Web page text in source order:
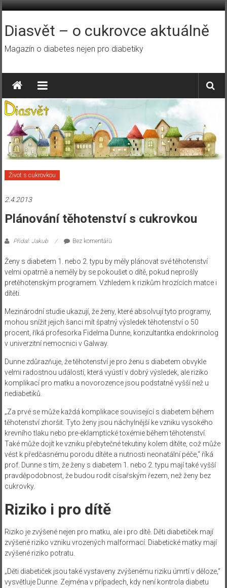
Přeskočit
obsah
Diasvět – o cukrovce aktuálně
Magazín o diabetes nejen pro diabetiky
Život s cukrovkou
2.4.2013
Plánování těhotenství s cukrovkou
Přidal: Jakub Bez komentářů
Ženy s diabetem 1. nebo 2. typu by měly plánovat své těhotenství
velmi opatrně a neměly by se pokoušet o dítě, pokud neprošly
pretěhotenským programem. Vzhledem k rizikům hrozících matce i
dítěti.
Mezinárodní studie ukazují, že ženy, které absolvují tyto programy,
mohou snížit jejich šanci mít špatný výsledek těhotenství o 50
procent, říká profesorka Fidelma Dunne, konzultantka endokrinolog
v univerzitní nemocnici v Galway.
Dunne zdůrazňuje, že těhotenství je pro ženu s diabetem obvykle
velmi radostnou událostí, která vyústí v dobrý výsledek, ale riziko
komplikací pro matku a novorozence jsou podstatně vyšší než u
nediabetiků.
„Za prvé se může každá komplikace související s diabetem během
těhotenství zhoršit. Tyto ženy jsou náchylnější ke vzniku vysokého
krevního tlaku nebo pre-eklamptické toxémie během těhotenství.
Také může dojít ke vzniku přebytečné tekutiny kolem dítěte, což může
vést k předčasnému porodu dítěte a nutnosti neonatální péče,“ říká
prof. Dunne s tím, že ženy s diabetem 1. nebo 2. typu mají také vyšší
pravděpodobnost, že budou rodit císařským řezem, než ženy bez
cukrovky.
Riziko i pro dítě
Riziko je zvýšené nejen pro matku, ale i pro dítě. Děti diabetiček mají
zvýšené riziko vzniku vrozených malformací. Diabetické matky mají
zvýšené riziko potratu.
„Děti diabetiček jsou také vystaveny zvýšenému riziku úmrtí v děloze,“
vysvětluje Dunne. Zejména v případech, kdy není kontrola diabetu